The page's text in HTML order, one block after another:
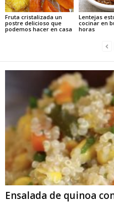
Fruta cristalizada un
postre delicioso que
podemos hacer en casa
Lentejas
cocinar en
horas
Ensalada de quinoa